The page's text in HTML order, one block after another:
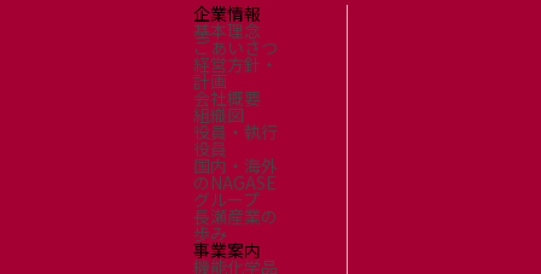
企業情報
基本理念
ごあいさつ
経営方針・
計画
会社概要
組織図
役員・執行
役員
国内・海外
のNAGASE
グループ
長瀬産業の
歩み
事業案内
機能化学品